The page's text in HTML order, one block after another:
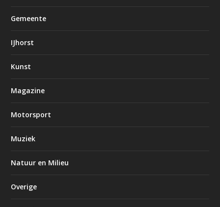
Gemeente
IJhorst
Kunst
Magazine
Motorsport
Muziek
Natuur en Milieu
Overige